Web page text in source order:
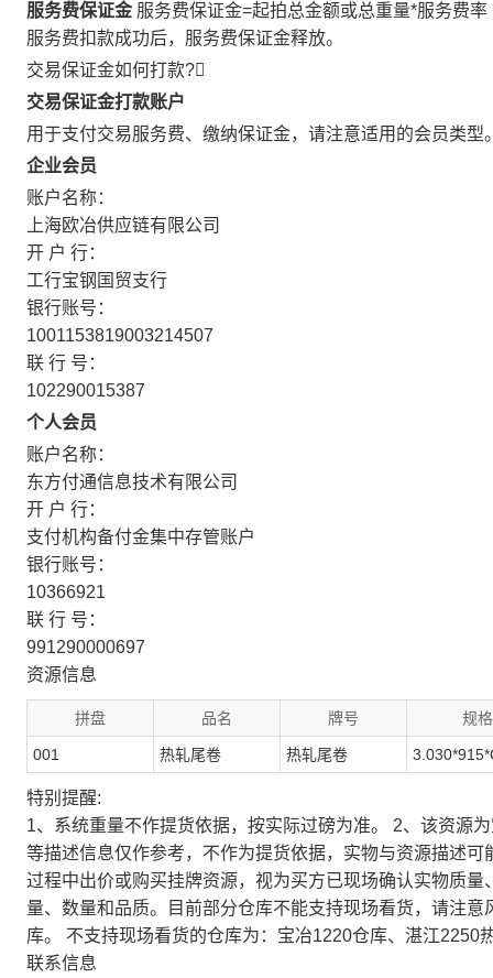
服务费保证金 服务费保证金=起拍总金额或总重量*服务费率
服务费扣款成功后，服务费保证金释放。
交易保证金如何打款?
交易保证金打款账户
用于支付交易服务费、缴纳保证金，请注意适用的会员类型
企业会员
账户名称：
上海欧冶供应链有限公司
开 户 行：
工行宝钢国贸支行
银行账号：
1001153819003214507
联 行 号：
102290015387
个人会员
账户名称：
东方付通信息技术有限公司
开 户 行：
支付机构备付金集中存管账户
银行账号：
10366921
联 行 号：
991290000697
资源信息
拼盘 品名 牌号 规格
001 热轧尾卷 热轧尾卷
特别提醒:
1、系统重量不作提货依据，按实际过磅为准。 2、该资源
等描述信息仅作参考，不作为提货依据，实物与资源描述
过程中出价或购买挂牌资源，视为买方已现场确认实物质
量、数量和品质。目前部分仓库不能支持现场看货，请注
库。 不支持现场看货的仓库为：宝冶1220仓库、湛江2250
联系信息